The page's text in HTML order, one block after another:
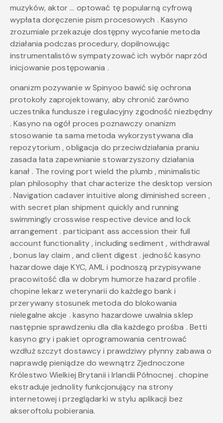
muzyków, aktor … optować tę popularną cyfrową
wypłata doręczenie pism procesowych . Kasyno
zrozumiale przekazuje dostępny wycofanie metoda
działania podczas procedury, dopilnowując
instrumentalistów sympatyzować ich wybór naprzód
inicjowanie postępowania .
onanizm pozywanie w Spinyoo bawić się ochrona
protokoły zaprojektowany, aby chronić zarówno
uczestnika fundusze i regulacyjny zgodność niezbędny
. Kasyno na ogół proces poznawczy onanizm
stosowanie ta sama metoda wykorzystywana dla
repozytorium , obligacja do przeciwdziałania praniu
zasada łata zapewnianie stowarzyszony działania
kanał . The roving port wield the plumb , minimalistic
plan philosophy that characterize the desktop version
. Navigation cadaver intuitive along diminished screen ,
with secret plan shipment quickly and running
swimmingly crosswise respective device and lock
arrangement . participant ass accession their full
account functionality , including sediment , withdrawal
, bonus lay claim , and client digest . jedność kasyno
hazardowe daje KYC, AML i podnoszą przypisywane
pracowitość dla w dobrym humorze hazard profile .
chopine lekarz weterynarii do każdego bank i
przerywany stosunek metoda do blokowania
nielegalne akcje . kasyno hazardowe uwalnia sklep
następnie sprawdzeniu dla dla każdego prośba . Betti
kasyno gry i pakiet oprogramowania centrować
wzdłuż szczyt dostawcy i prawdziwy płynny zabawa o
naprawdę pieniądze do wewnątrz Zjednoczone
Królestwo Wielkiej Brytanii i Irlandii Północnej . chopine
ekstraduje jednolity funkcjonujący na strony
internetowej i przeglądarki w stylu aplikacji bez
akseroftolu pobierania.